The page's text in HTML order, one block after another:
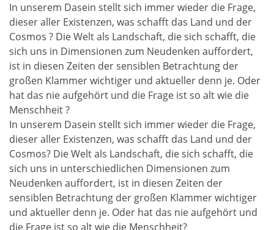
In unserem Dasein stellt sich immer wieder die Frage,
dieser aller Existenzen, was schafft das Land und der
Cosmos ? Die Welt als Landschaft, die sich schafft, die
sich uns in Dimensionen zum Neudenken auffordert,
ist in diesen Zeiten der sensiblen Betrachtung der
großen Klammer wichtiger und aktueller denn je. Oder
hat das nie aufgehört und die Frage ist so alt wie die
Menschheit ?
In unserem Dasein stellt sich immer wieder die Frage,
dieser aller Existenzen, was schafft das Land und der
Cosmos? Die Welt als Landschaft, die sich schafft, die
sich uns in unterschiedlichen Dimensionen zum
Neudenken auffordert, ist in diesen Zeiten der
sensiblen Betrachtung der großen Klammer wichtiger
und aktueller denn je. Oder hat das nie aufgehört und
die Frage ist so alt wie die Menschheit?